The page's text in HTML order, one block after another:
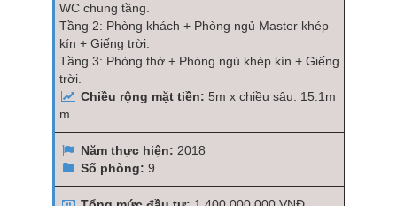
WC chung tầng.
Tầng 2: Phòng khách + Phòng ngủ Master khép
kín + Giếng trời.
Tầng 3: Phòng thờ + Phòng ngủ khép kín + Giếng
trời.
Chiều rộng mặt tiền: 5m x chiều sâu: 15.1m
m
Năm thực hiện: 2018
Số phòng: 9